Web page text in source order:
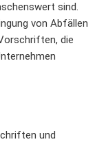
sind.
von Abfällen
die
und